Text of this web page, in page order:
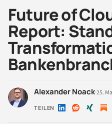
Future of
Report:
Alexander Noack·25.
TEILEN Auf Auf Auf